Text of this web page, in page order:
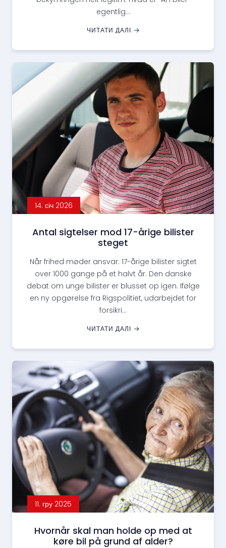
egentlig...
ЧИТАТИ ДАЛІ
14. січ 2026
Antal sigtelser mod 17-årige bilister
steget
Når frihed møder ansvar: 17-årige bilister sigtet
over 1000 gange på et halvt år. Den danske
debat om unge bilister er blusset op igen. Ifølge
en ny opgørelse fra Rigspolitiet, udarbejdet for
forsikri...
ЧИТАТИ ДАЛІ
11. гру 2025
Hvornår skal man holde op med at
køre bil på grund af alder?